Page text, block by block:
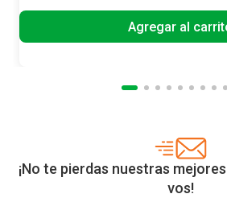
Agregar al
¡No te pierdas nuestras
vos!